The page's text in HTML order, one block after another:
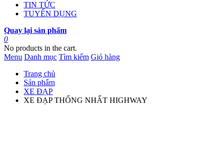
TIN TỨC
TUYỂN DỤNG
Quay lại sản phẩm
0
No products in the cart.
Menu Danh mục Tìm kiếm Giỏ hàng
Trang chủ
Sản phẩm
XE ĐẠP
XE ĐẠP THỐNG NHẤT HIGHWAY